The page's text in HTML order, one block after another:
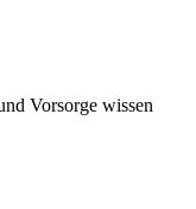
Vorsorge wissen